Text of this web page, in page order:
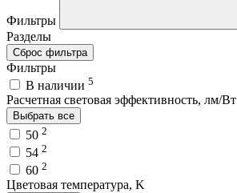
Фильтры
Разделы
Сброс фильтра
Фильтры
В наличии 5
Расчетная световая эффективность, лм/Вт
Выбрать все
50 2
54 2
60 2
Цветовая температура, K